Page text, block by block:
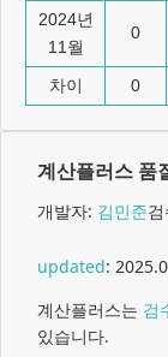
2024년
11월
0
차이 0
계산플러스 품
개발자: 김민준
updated:
계산플러스는 검
있습니다.